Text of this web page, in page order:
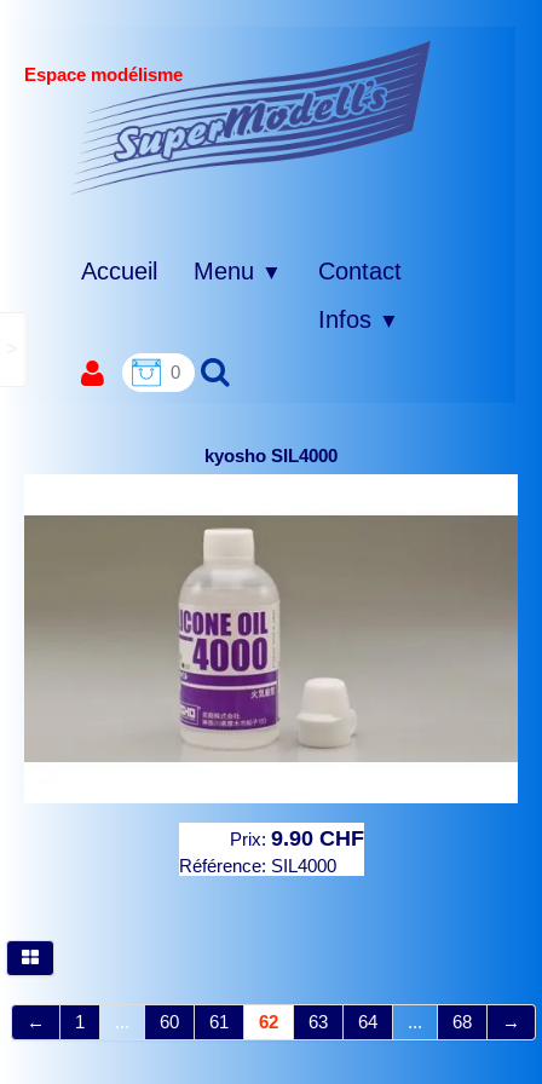
Espace modélisme
Accueil Menu ▼
Contact
Infos ▼
0
kyosho SIL4000
Prix: 9.90 CHF
Référence: SIL4000
← 1 ... 60 61 62 63 64 ... 68 →